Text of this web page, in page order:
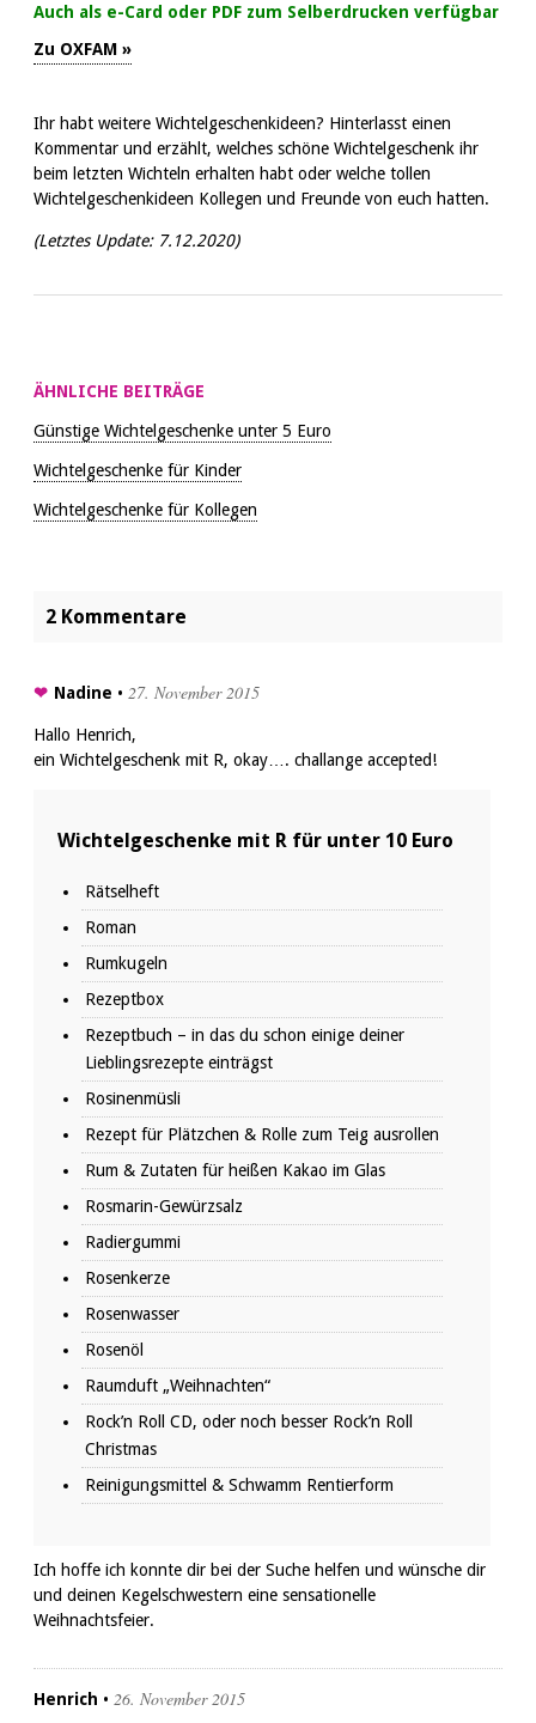
Auch als e-Card oder PDF zum Selberdrucken verfügbar
Zu OXFAM »
Ihr habt weitere Wichtelgeschenkideen? Hinterlasst einen
Kommentar und erzählt, welches schöne Wichtelgeschenk ihr
beim letzten Wichteln erhalten habt oder welche tollen
Wichtelgeschenkideen Kollegen und Freunde von euch hatten.
(Letztes Update: 7.12.2020)
ÄHNLICHE BEITRÄGE
Günstige Wichtelgeschenke unter 5 Euro
Wichtelgeschenke für Kinder
Wichtelgeschenke für Kollegen
2 Kommentare
Nadine • 27. November 2015
Hallo Henrich,
ein Wichtelgeschenk mit R, okay…. challange accepted!
Wichtelgeschenke mit R für unter 10 Euro
Rätselheft
Roman
Rumkugeln
Rezeptbox
Rezeptbuch – in das du schon einige deiner
Lieblingsrezepte einträgst
Rosinenmüsli
Rezept für Plätzchen & Rolle zum Teig ausrollen
Rum & Zutaten für heißen Kakao im Glas
Rosmarin-Gewürzsalz
Radiergummi
Rosenkerze
Rosenwasser
Rosenöl
Raumduft „Weihnachten“
Rock’n Roll CD, oder noch besser Rock’n Roll
Christmas
Reinigungsmittel & Schwamm Rentierform
Ich hoffe ich konnte dir bei der Suche helfen und wünsche dir
und deinen Kegelschwestern eine sensationelle
Weihnachtsfeier.
Henrich • 26. November 2015